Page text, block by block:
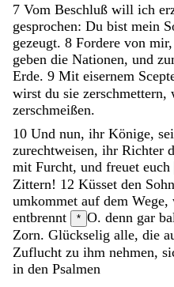
7 Vom Beschluß will ich
gesprochen: Du bist mein
gezeugt. 8 Fordere von mir,
geben die Nationen, und
Erde. 9 Mit eisernem
wirst du sie zerschmettern,
zerschmeißen.
10 Und nun, ihr Könige,
zurechtweisen, ihr Richter
mit Furcht, und freuet euch
Zittern! 12 Küsset den Sohn
umkommet auf dem Wege,
entbrennt
* O. denn gar
Zorn. Glückselig alle, die
Zuflucht zu ihm nehmen,
in den Psalmen